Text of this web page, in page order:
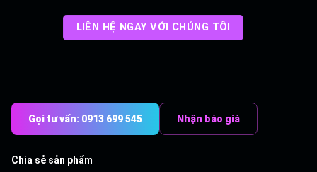
LIÊN HỆ NGAY VỚI CHÚNG TÔI
Gọi tư vấn: 0913 699 545 Nhận báo giá
Chia sẻ sản phẩm